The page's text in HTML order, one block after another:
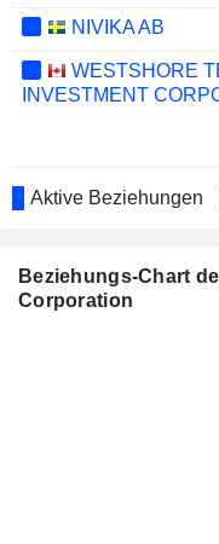
NIVIKA AB
WESTSHORE
INVESTMENT
SUNNIVA INC.
CANADIAN
LIMITED
Aktive Beziehungen
Beziehungs-Chart
Corporation